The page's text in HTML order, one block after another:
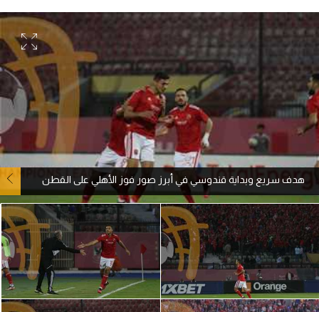
مسابقة التوقعات
فيديوهات
عدسات
آراء حرة
ركن الألعاب
بطولات
أمريكا 2026
الدوري المصري
الدوري الإنجليزي الممتاز
الدوري الإسباني
هدف سريع وبداية قندوسي في أبرز صور فوز الأهلي على القطن